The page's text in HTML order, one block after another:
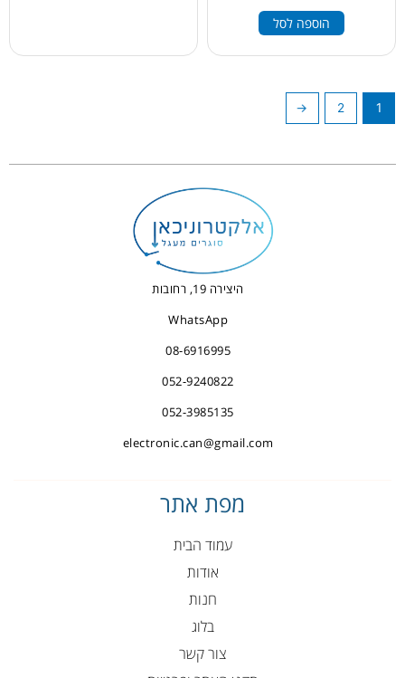
הוספה לסל
1
2
←
היצירה 19, רחובות
WhatsApp
08-6916995
052-9240822
052-3985135
electronic.can@gmail.com
מפת אתר
עמוד הבית
אודות
חנות
בלוג
צור קשר